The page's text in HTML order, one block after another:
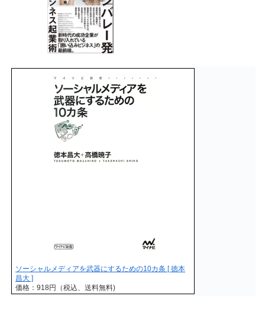
ソーシャルメディアを武器にするための10カ条 [ 徳本
昌大 ]
価格：918円（税込、送料無料)